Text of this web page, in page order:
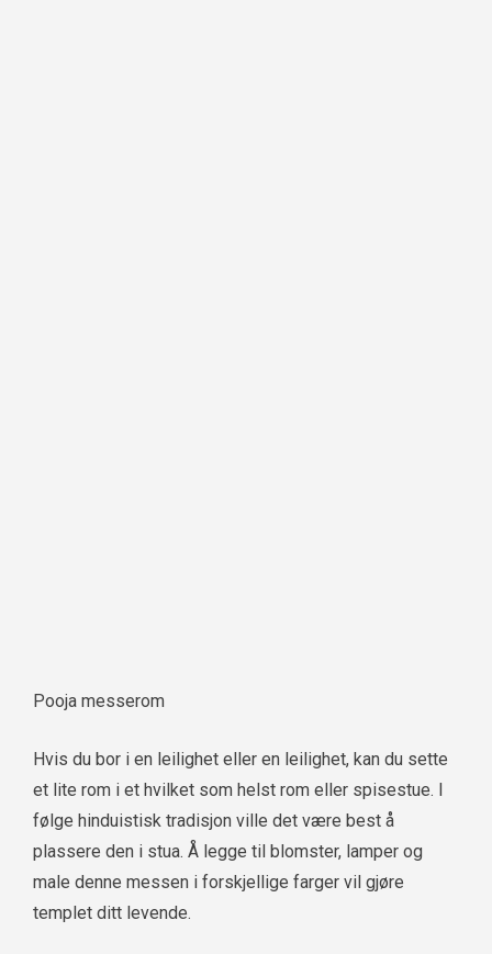
Pooja messerom
Hvis du bor i en leilighet eller en leilighet, kan du sette
et lite rom i et hvilket som helst rom eller spisestue. I
følge hinduistisk tradisjon ville det være best å
plassere den i stua. Å legge til blomster, lamper og
male denne messen i forskjellige farger vil gjøre
templet ditt levende.